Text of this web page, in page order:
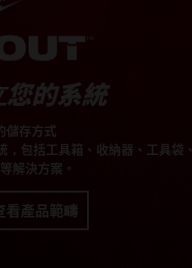
的系統
儲存方式
包括工具箱、收納器、工具袋、
解決方案。
看產品範疇